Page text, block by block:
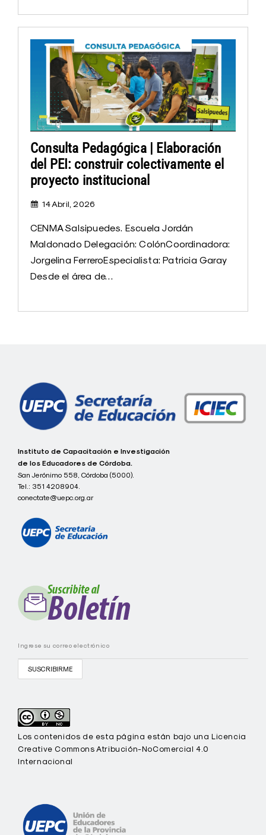
Consulta Pedagógica | Elaboración
del PEI: construir colectivamente el
proyecto institucional
14 Abril, 2026
CENMA Salsipuedes. Escuela Jordán
Maldonado Delegación: ColónCoordinadora:
Jorgelina FerreroEspecialista: Patricia Garay
Desde el área de…
c
o
n
e
c
t
e
C
U
P
Instituto de Capacitación e Investigación
de los Educadores de Córdoba.
San Jerónimo 558, Córdoba (5000).
Tel.: 351 4208904.
conectate@uepc.org.ar
Los contenidos de esta página están bajo una Licencia
Creative Commons Atribución-NoComercial 4.0
Internacional